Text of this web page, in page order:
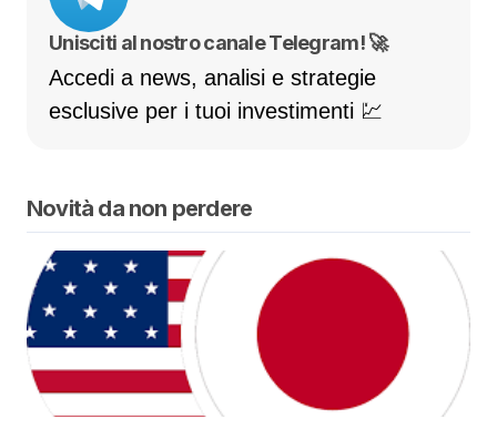
Unisciti al nostro canale Telegram! 🚀
Accedi a news, analisi e strategie
esclusive per i tuoi investimenti 💹
Novità da non perdere